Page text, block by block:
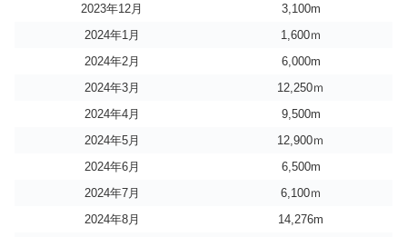
2023年12月
3,100m
2024年1月
1,600ｍ
2024年2月
6,000m
2024年3月
12,250ｍ
2024年4月
9,500m
2024年5月
12,900ｍ
2024年6月
6,500m
2024年7月
6,100ｍ
2024年8月
14,276m